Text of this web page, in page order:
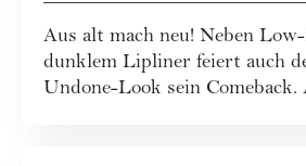
Aus alt mach neu! Neben Low-
dunklem Lipliner feiert auch
Undone-Look sein Comeback.